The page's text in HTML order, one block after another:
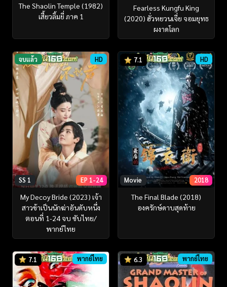
The Shaolin Temple (1982)
เสี้ยวลิ้มยี่ ภาค 1
Fearless Kungfu King
(2020) ฮั่วหยวนเจี่ย จอมยุทธ
ผงาดโลก
จบแล้ว HD
SS 1 EP 1-24
My Decoy Bride (2023) เจ้า
สาวข้าเป็นนักฆ่าอันดับหนึ่ง
ตอนที่ 1-24 จบ ซับไทย/
พากย์ไทย
7.1 HD
Movie 2018
The Final Blade (2018)
องครักษ์ดาบสุดท้าย
7.1 พากย์ไทย 6.3 พากย์ไทย